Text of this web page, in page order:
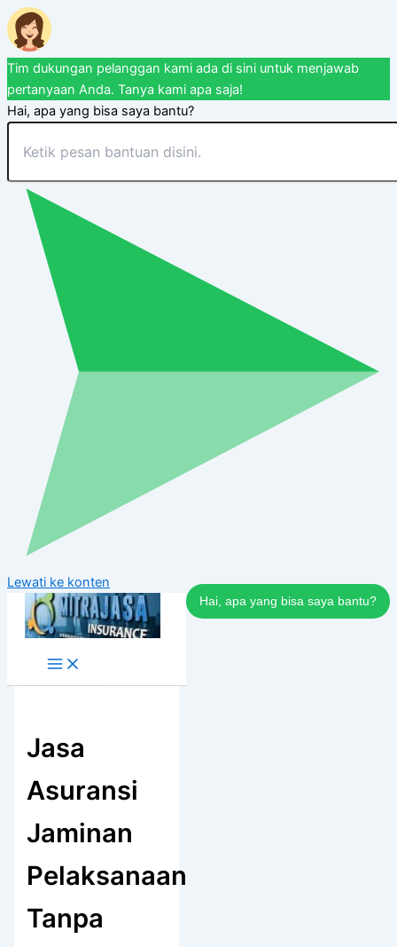
Tim dukungan pelanggan kami ada di sini untuk menjawab
pertanyaan Anda. Tanya kami apa saja!
Hai, apa yang bisa saya bantu?
Hai, apa yang bisa saya bantu?
Lewati ke konten
Jasa
Asuransi
Jaminan
Pelaksanaan
Tanpa